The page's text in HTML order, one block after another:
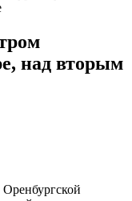
над вторым